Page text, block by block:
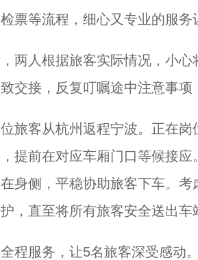
票等流程，细心又专业的服务
人根据旅客实际情况，小心
交接，反复叮嘱途中注意事项
客从杭州返程宁波。正在岗
提前在对应车厢门口等候接
身侧，平稳协助旅客下车。
，直至将所有旅客安全送出车
服务，让5名旅客深受感动